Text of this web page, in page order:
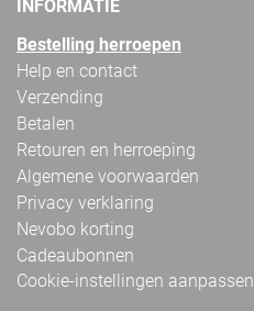
INFORMATIE
Bestelling herroepen
Help en contact
Verzending
Betalen
Retouren en herroeping
Algemene voorwaarden
Privacy verklaring
Nevobo korting
Cadeaubonnen
Cookie-instellingen aanpassen